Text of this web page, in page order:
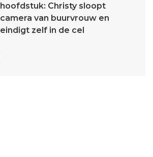
hoofdstuk: Christy sloopt
camera van buurvrouw en
eindigt zelf in de cel